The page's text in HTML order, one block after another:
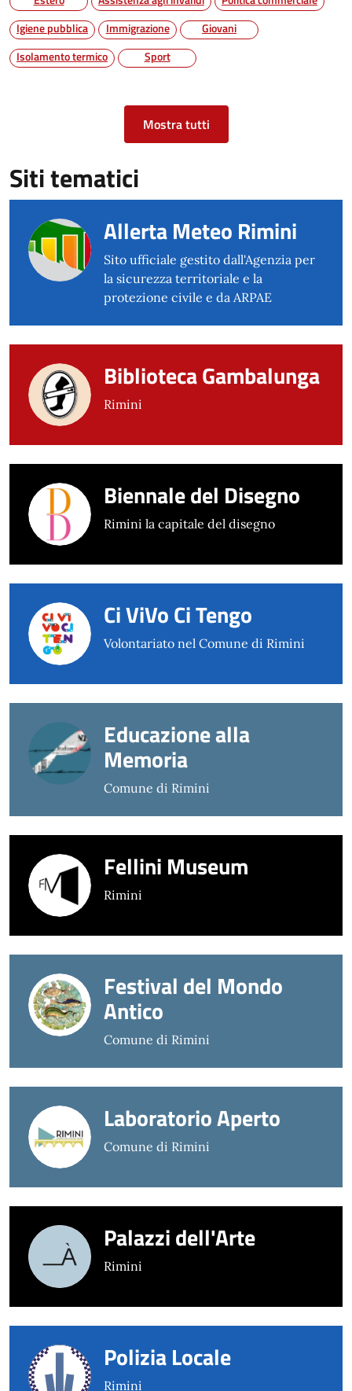
Igiene pubblica
Immigrazione
Giovani
Isolamento termico
Sport
Mostra tutti
Siti tematici
Allerta Meteo Rimini
Sito ufficiale gestito dall'Agenzia per
la sicurezza territoriale e la
protezione civile e da ARPAE
Biblioteca Gambalunga
Rimini
Biennale del Disegno
Rimini la capitale del disegno
Ci ViVo Ci Tengo
Volontariato nel Comune di Rimini
Educazione alla
Memoria
Comune di Rimini
Fellini Museum
Rimini
Festival del Mondo
Antico
Comune di Rimini
Laboratorio Aperto
Comune di Rimini
Palazzi dell'Arte
Rimini
Polizia Locale
Rimini